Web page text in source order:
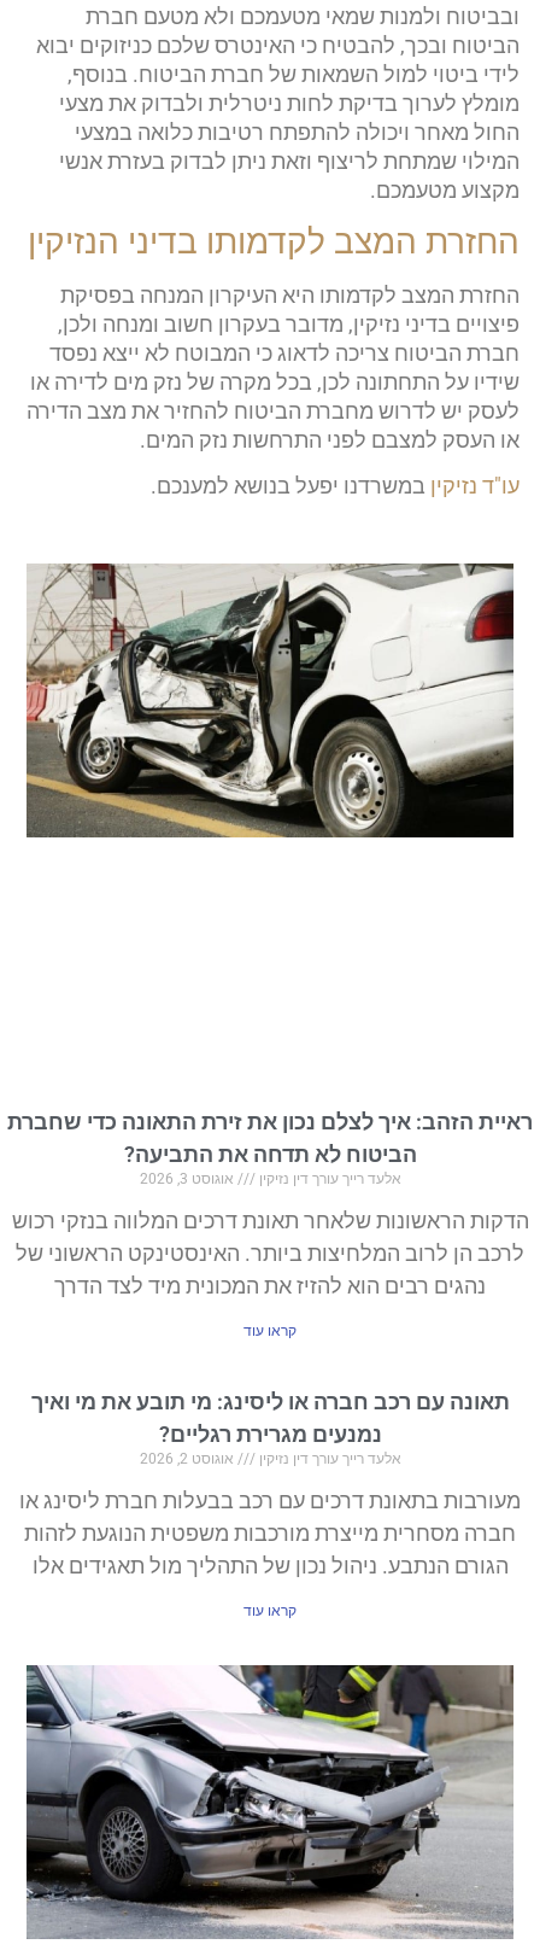
ובביטוח ולמנות שמאי מטעמכם ולא מטעם חברת
הביטוח ובכך, להבטיח כי האינטרס שלכם כניזוקים יבוא
לידי ביטוי למול השמאות של חברת הביטוח. בנוסף,
מומלץ לערוך בדיקת לחות ניטרלית ולבדוק את מצעי
החול מאחר ויכולה להתפתח רטיבות כלואה במצעי
המילוי שמתחת לריצוף וזאת ניתן לבדוק בעזרת אנשי
מקצוע מטעמכם.
החזרת המצב לקדמותו בדיני הנזיקין
החזרת המצב לקדמותו היא העיקרון המנחה בפסיקת
פיצויים בדיני נזיקין, מדובר בעקרון חשוב ומנחה ולכן,
חברת הביטוח צריכה לדאוג כי המבוטח לא ייצא נפסד
שידיו על התחתונה לכן, בכל מקרה של נזק מים לדירה או
לעסק יש לדרוש מחברת הביטוח להחזיר את מצב הדירה
או העסק למצבם לפני התרחשות נזק המים.
עו"ד נזיקין במשרדנו יפעל בנושא למענכם.
ראיית הזהב: איך לצלם נכון את זירת התאונה כדי שחברת
הביטוח לא תדחה את התביעה?
אלעד רייך עורך דין נזיקין אוגוסט 3, 2026
הדקות הראשונות שלאחר תאונת דרכים המלווה בנזקי רכוש
לרכב הן לרוב המלחיצות ביותר. האינסטינקט הראשוני של
נהגים רבים הוא להזיז את המכונית מיד לצד הדרך
קראו עוד
תאונה עם רכב חברה או ליסינג: מי תובע את מי ואיך
נמנעים מגרירת רגליים?
אלעד רייך עורך דין נזיקין אוגוסט 2, 2026
מעורבות בתאונת דרכים עם רכב בבעלות חברת ליסינג או
חברה מסחרית מייצרת מורכבות משפטית הנוגעת לזהות
הגורם הנתבע. ניהול נכון של התהליך מול תאגידים אלו
קראו עוד